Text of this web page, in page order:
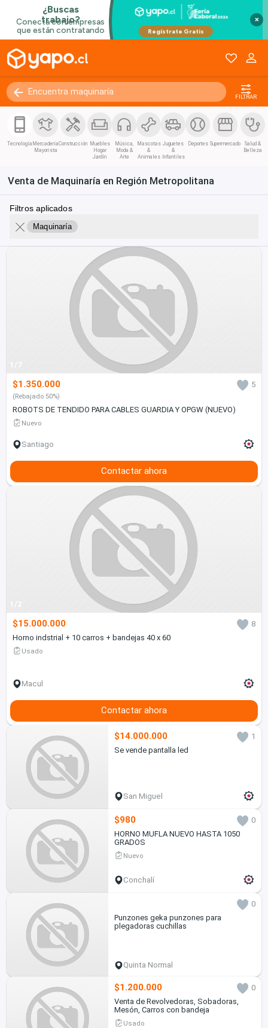
×
FILTRAR
Tecnología Mercadería
Mayorista
Construcción Muebles
Hogar
Jardín
Música,
Moda &
Arte
Mascotas
&
Animales
Juguetes
&
Infantiles
Deportes Supermercado
Salud &
Belleza
Venta de Maquinaría en Región Metropolitana
Filtros aplicados
Maquinaría
1/7
$1.350.000 5
(Rebajado 50%)
ROBOTS DE TENDIDO PARA CABLES GUARDIA Y OPGW (NUEVO)
Nuevo
Santiago
Contactar ahora
1/2
$15.000.000
8
Horno indstrial + 10 carros + bandejas 40 x 60
Usado
Macul
Contactar ahora
$14.000.000
1
Se vende pantalla led
San Miguel
$980
0
HORNO MUFLA NUEVO HASTA 1050
GRADOS
Nuevo
Conchalí
0
Punzones geka punzones para
plegadoras cuchillas
Quinta Normal
$1.200.000
0
Venta de Revolvedoras, Sobadoras,
Mesón, Carros con bandeja
Usado